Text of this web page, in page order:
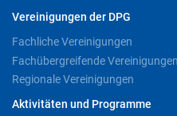
Vereinigungen der DPG
Fachliche Vereinigungen
Fachübergreifende Vereinigungen
Regionale Vereinigungen
Aktivitäten und Programme